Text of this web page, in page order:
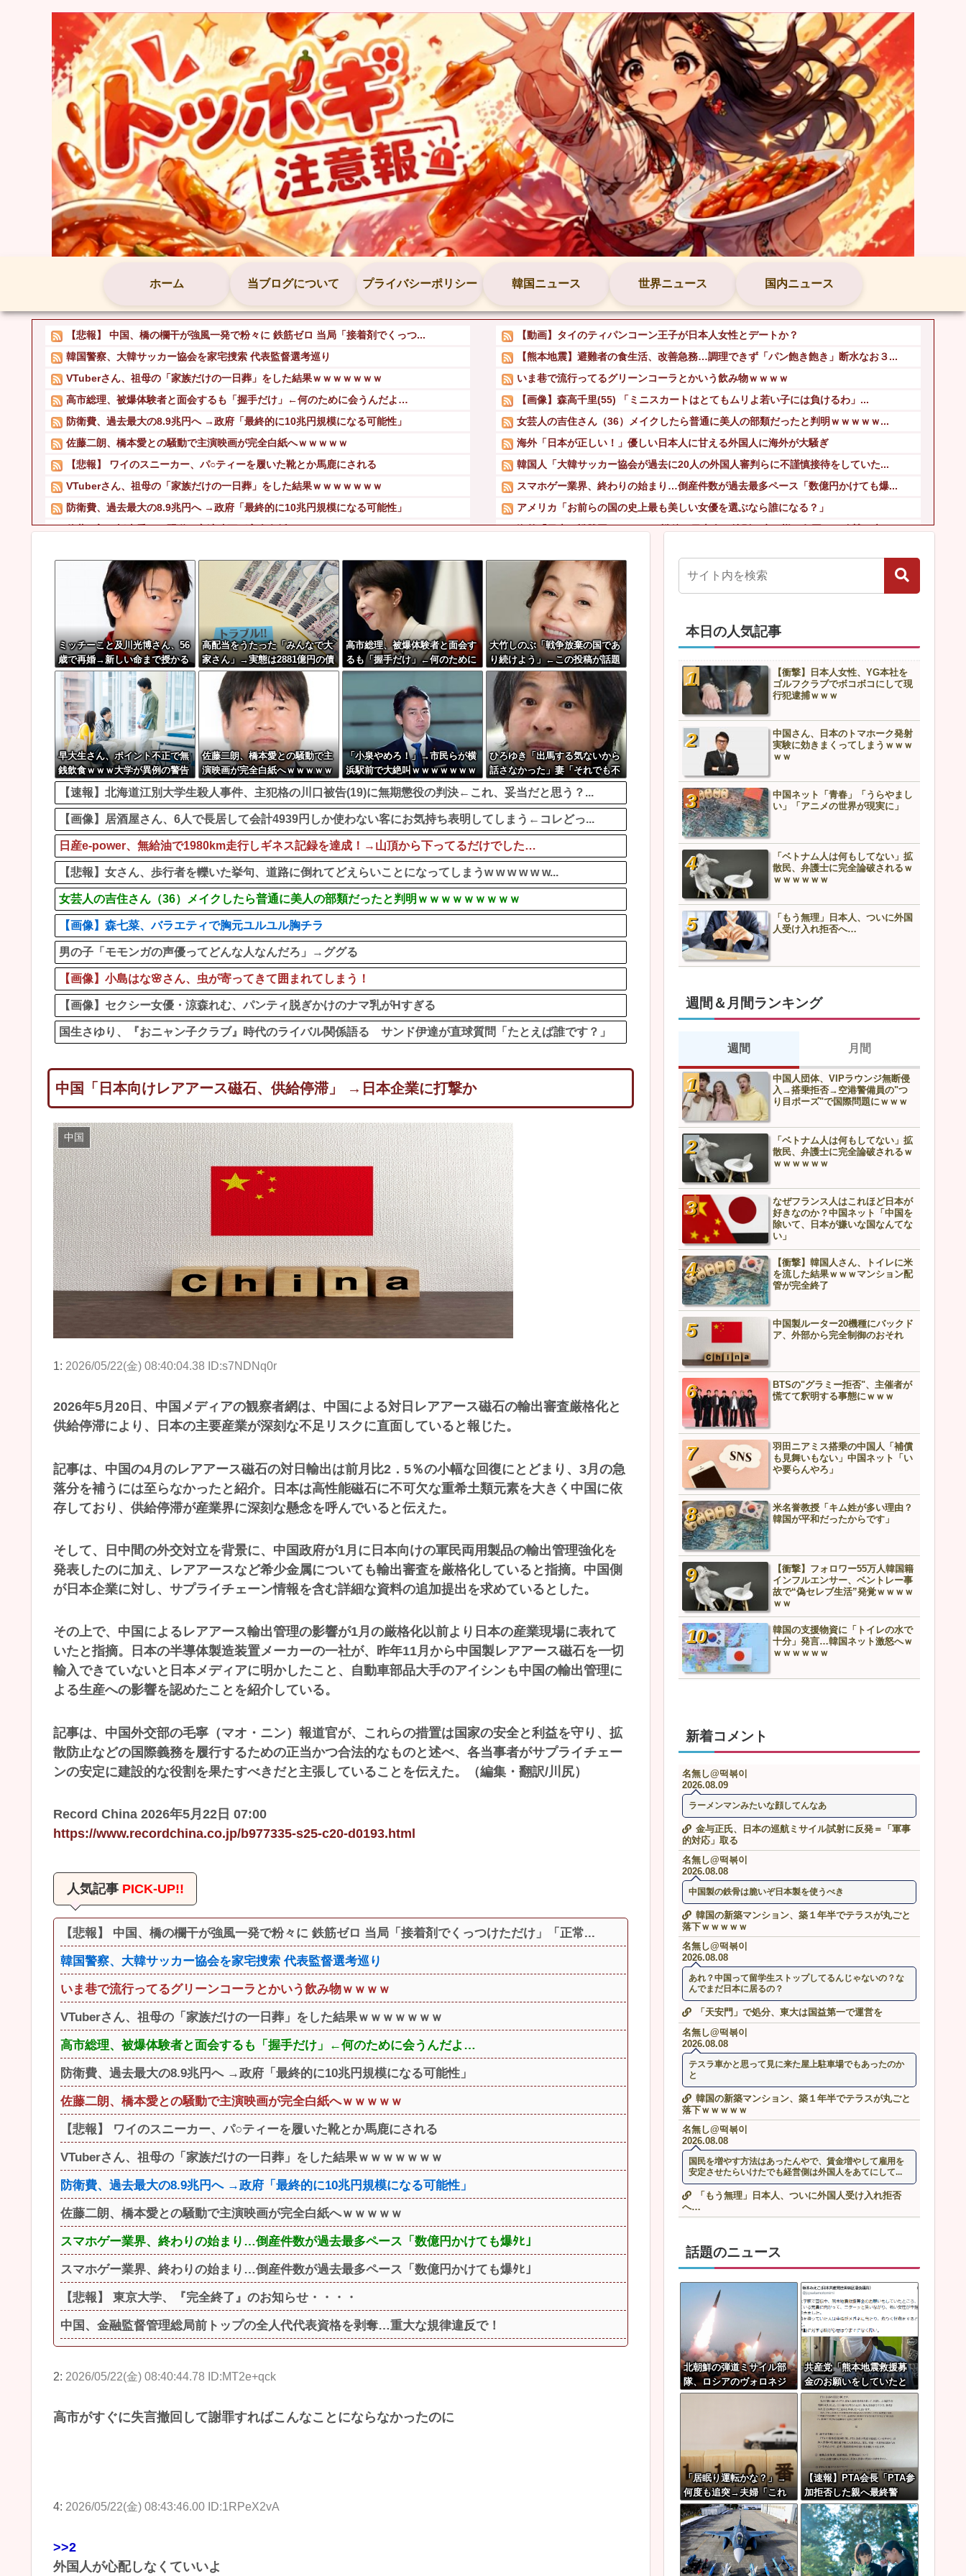
ホーム 当ブログについて プライバシーポリシー 韓国ニュース 世界ニュース 国内ニュース
【悲報】 中国、橋の欄干が強風一発で粉々に 鉄筋ゼロ 当局「接着剤でくっつ...
韓国警察、大韓サッカー協会を家宅捜索 代表監督選考巡り
VTuberさん、祖母の「家族だけの一日葬」をした結果ｗｗｗｗｗｗｗ
高市総理、被爆体験者と面会するも「握手だけ」←何のために会うんだよ…
防衛費、過去最大の8.9兆円へ →政府「最終的に10兆円規模になる可能性」
佐藤二朗、橋本愛との騒動で主演映画が完全白紙へｗｗｗｗｗ
【悲報】 ワイのスニーカー、パ○ティーを履いた靴とか馬鹿にされる
VTuberさん、祖母の「家族だけの一日葬」をした結果ｗｗｗｗｗｗｗ
防衛費、過去最大の8.9兆円へ →政府「最終的に10兆円規模になる可能性」
佐藤二朗、橋本愛との騒動で主演映画が完全白紙へｗｗｗｗｗ
【悲報】 東京大学、『完全終了』のお知らせ・・・・
「タトゥー入れてる奴は全員バカです」「すごい民度低い」この道23年の彫り師...
「タトゥー入れてる奴は全員バカです」「すごい民度低い」この道23年の彫り師...
【動画】タイのティパンコーン王子が日本人女性とデートか？
【熊本地震】避難者の食生活、改善急務…調理できず「パン飽き飽き」断水なお３...
いま巷で流行ってるグリーンコーラとかいう飲み物ｗｗｗｗ
【画像】森高千里(55) 「ミニスカートはとてもムリよ若い子には負けるわ」...
女芸人の吉住さん（36）メイクしたら普通に美人の部類だったと判明ｗｗｗｗｗ...
海外「日本が正しい！」優しい日本人に甘える外国人に海外が大騒ぎ
韓国人「大韓サッカー協会が過去に20人の外国人審判らに不謹慎接待をしていた...
スマホゲー業界、終わりの始まり…倒産件数が過去最多ペース「数億円かけても爆...
アメリカ「お前らの国の史上最も美しい女優を選ぶなら誰になる？」
海外「日本は戦勝国なんだよ」 戦後の日本人の特別な生き様に各国から称賛の声
【衝撃】さかなクン、結婚してる？の質問に「お魚で幸せ」と答えた結果ｗｗｗ
ミッチーこと及川光博さん、56
歳で再婚→新しい命まで授かる
ｗｗｗｗｗ
高配当をうたった「みんなで大
家さん」→実態は2881億円の債
務超過
高市総理、被爆体験者と面会す
るも「握手だけ」←何のために
会うんだよ…
大竹しのぶ「戦争放棄の国であ
り続けよう」←この投稿が話題
に
早大生さん、ポイント不正で無
銭飲食ｗｗｗ大学が異例の警告
へ
佐藤二朗、橋本愛との騒動で主
演映画が完全白紙へｗｗｗｗｗ
「小泉やめろ！」→市民らが横
浜駅前で大絶叫ｗｗｗｗｗｗｗ
ｗ
ひろゆき「出馬する気ないから
話さなかった」妻「それでも不
誠実だろ」→離婚協議へｗｗｗ
ｗｗ
【速報】北海道江別大学生殺人事件、主犯格の川口被告(19)に無期懲役の判決←これ、妥当だと思う？...
【画像】居酒屋さん、6人で長居して会計4939円しか使わない客にお気持ち表明してしまう←コレどっ...
日産e-power、無給油で1980km走行しギネス記録を達成！→山頂から下ってるだけでした…
【悲報】女さん、歩行者を轢いた挙句、道路に倒れてどえらいことになってしまうw w w w w w...
女芸人の吉住さん（36）メイクしたら普通に美人の部類だったと判明ｗｗｗｗｗｗｗｗｗ
【画像】森七菜、バラエティで胸元ユルユル胸チラ
男の子「モモンガの声優ってどんな人なんだろ」→ググる
【画像】小島はな🌸さん、虫が寄ってきて囲まれてしまう！
【画像】セクシー女優・涼森れむ、パンティ脱ぎかけのナマ乳がHすぎる
国生さゆり、『おニャン子クラブ』時代のライバル関係語る サンド伊達が直球質問「たとえば誰です？」
中国「日本向けレアアース磁石、供給停滞」 →日本企業に打撃か
中国
1: 2026/05/22(金) 08:40:04.38 ID:s7NDNq0r
2026年5月20日、中国メディアの観察者網は、中国による対日レアアース磁石の輸出審査厳格化と
供給停滞により、日本の主要産業が深刻な不足リスクに直面していると報じた。
記事は、中国の4月のレアアース磁石の対日輸出は前月比2．5％の小幅な回復にとどまり、3月の急
落分を補うには至らなかったと紹介。日本は高性能磁石に不可欠な重希土類元素を大きく中国に依
存しており、供給停滞が産業界に深刻な懸念を呼んでいると伝えた。
そして、日中間の外交対立を背景に、中国政府が1月に日本向けの軍民両用製品の輸出管理強化を
発表したのに加え、レアアースなど希少金属についても輸出審査を厳格化していると指摘。中国側
が日本企業に対し、サプライチェーン情報を含む詳細な資料の追加提出を求めているとした。
その上で、中国によるレアアース輸出管理の影響が1月の厳格化以前より日本の産業現場に表れて
いたと指摘。日本の半導体製造装置メーカーの一社が、昨年11月から中国製レアアース磁石を一切
輸入できていないと日本メディアに明かしたこと、自動車部品大手のアイシンも中国の輸出管理に
よる生産への影響を認めたことを紹介している。
記事は、中国外交部の毛寧（マオ・ニン）報道官が、これらの措置は国家の安全と利益を守り、拡
散防止などの国際義務を履行するための正当かつ合法的なものと述べ、各当事者がサプライチェー
ンの安定に建設的な役割を果たすべきだと主張していることを伝えた。（編集・翻訳/川尻）
Record China 2026年5月22日 07:00
https://www.recordchina.co.jp/b977335-s25-c20-d0193.html
人気記事PICK-UP!!
【悲報】 中国、橋の欄干が強風一発で粉々に 鉄筋ゼロ 当局「接着剤でくっつけただけ」「正常...
韓国警察、大韓サッカー協会を家宅捜索 代表監督選考巡り
いま巷で流行ってるグリーンコーラとかいう飲み物ｗｗｗｗ
VTuberさん、祖母の「家族だけの一日葬」をした結果ｗｗｗｗｗｗｗ
高市総理、被爆体験者と面会するも「握手だけ」←何のために会うんだよ…
防衛費、過去最大の8.9兆円へ →政府「最終的に10兆円規模になる可能性」
佐藤二朗、橋本愛との騒動で主演映画が完全白紙へｗｗｗｗｗ
【悲報】 ワイのスニーカー、パ○ティーを履いた靴とか馬鹿にされる
VTuberさん、祖母の「家族だけの一日葬」をした結果ｗｗｗｗｗｗｗ
防衛費、過去最大の8.9兆円へ →政府「最終的に10兆円規模になる可能性」
佐藤二朗、橋本愛との騒動で主演映画が完全白紙へｗｗｗｗｗ
スマホゲー業界、終わりの始まり…倒産件数が過去最多ペース「数億円かけても爆ﾀﾋ」
スマホゲー業界、終わりの始まり…倒産件数が過去最多ペース「数億円かけても爆ﾀﾋ」
【悲報】 東京大学、『完全終了』のお知らせ・・・・
中国、金融監督管理総局前トップの全人代代表資格を剥奪…重大な規律違反で！
2: 2026/05/22(金) 08:40:44.78 ID:MT2e+qck
高市がすぐに失言撤回して謝罪すればこんなことにならなかったのに
4: 2026/05/22(金) 08:43:46.00 ID:1RPeX2vA
>>2
外国人が心配しなくていいよ
本日の人気記事
【衝撃】日本人女性、YG本社を
ゴルフクラブでボコボコにして現
行犯逮捕ｗｗｗ
中国さん、日本のトマホーク発射
実験に効きまくってしまうｗｗｗ
ｗｗ
中国ネット「青春」「うらやまし
い」「アニメの世界が現実に」
「ベトナム人は何もしてない」拡
散民、弁護士に完全論破されるｗ
ｗｗｗｗｗｗ
「もう無理」日本人、ついに外国
人受け入れ拒否へ…
週間＆月間ランキング
週間
中国人団体、VIPラウンジ無断侵
入→搭乗拒否→空港警備員の"つ
り目ポーズ"で国際問題にｗｗｗ
「ベトナム人は何もしてない」拡
散民、弁護士に完全論破されるｗ
ｗｗｗｗｗｗ
なぜフランス人はこれほど日本が
好きなのか？中国ネット「中国を
除いて、日本が嫌いな国なんてな
い」
【衝撃】韓国人さん、トイレに米
を流した結果ｗｗｗマンション配
管が完全終了
中国製ルーター20機種にバックド
ア、外部から完全制御のおそれ
BTSの"グラミー拒否"、主催者が
慌てて釈明する事態にｗｗｗ
羽田ニアミス搭乗の中国人「補償
も見舞いもない」中国ネット「い
や要らんやろ」
米名誉教授「キム姓が多い理由？
韓国が平和だったからです」
【衝撃】フォロワー55万人韓国籍
インフルエンサー、ベントレー事
故で“偽セレブ生活”発覚ｗｗｗｗ
ｗｗ
韓国の支援物資に「トイレの水で
十分」発言…韓国ネット激怒へｗ
ｗｗｗｗｗｗ
月間
スズメを1億羽駆除した中国
上最悪の結末へ…
中国人団体、VIPラウンジ無
入→搭乗拒否→空港警備員
「ベトナム人は何もしてな
散民、弁護士に完全論破さ
ｗｗｗｗｗｗ
なぜフランス人はこれほど
好きなのか？中国ネット「
【衝撃】韓国人さん、トイ
を流した結果ｗｗｗマンシ
中国製ルーター20機種にバ
ア、外部から完全制御のお
中国外務省、フィリピンに
告「利用されるだけだ」→
BTSの"グラミー拒否"、主
慌てて釈明する事態にｗｗｗ
【悲報】中国兵器、ガチ実
ッキが剥がれる…責任者の
こちら
羽田ニアミス搭乗の中国人
も見舞いもない」中国ネッ
新着コメント
名無し@떡볶이
2026.08.09
ラーメンマンみたいな顔してんなあ
金与正氏、日本の巡航ミサイル試射に反発＝「軍事
的対応」取る
名無し@떡볶이
2026.08.08
中国製の鉄骨は脆いぞ日本製を使うべき
韓国の新築マンション、築１年半でテラスが丸ごと
落下ｗｗｗｗｗ
名無し@떡볶이
2026.08.08
あれ？中国って留学生ストップしてるんじゃないの？な
んでまだ日本に居るの？
「天安門」で処分、東大は国益第一で運営を
名無し@떡볶이
2026.08.08
テスラ車かと思って見に来た屋上駐車場でもあったのか
と
韓国の新築マンション、築１年半でテラスが丸ごと
落下ｗｗｗｗｗ
名無し@떡볶이
2026.08.08
国民を増やす方法はあったんやで、賃金増やして雇用を
安定させたらいけたでも経営側は外国人をあてにして...
「もう無理」日本人、ついに外国人受け入れ拒否
へ…
話題のニュース
北朝鮮の弾道ミサイル部
隊、ロシアのヴォロネジ
州に展開か…北朝鮮は本
共産党「熊本地震救援募
金のお願いをしていたと
ころ、中指を立てられま
した。中指がメガネに当
たり、危うく怪我をする
ところでした」
「居眠り運転かな？」→
何度も追突→夫婦「これ
は事故じゃない」と気付
く…
【速報】PTA会長「PTA参
加拒否した親へ最終警
告。こうなってもい
い？」問題になりすぎて
即撤回